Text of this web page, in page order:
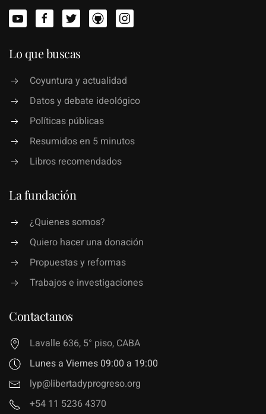
Lo que buscas
Coyuntura y actualidad
Datos y debate ideológico
Políticas públicas
Resumidos en 5 minutos
Libros recomendados
La fundación
¿Quienes somos?
Quiero hacer una donación
Propuestas y reformas
Trabajos e investigaciones
Contactanos
Lavalle 636, 5° piso, CABA
Lunes a Viernes 09:00 a 19:00
lyp@libertadyprogreso.org
+54 11 5236 4370